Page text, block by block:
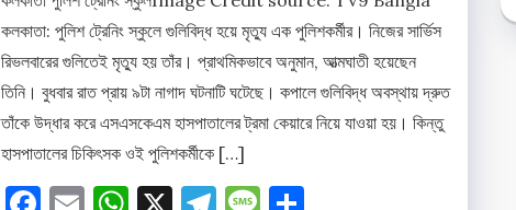
কলকাতা: পুলিশ ট্রেনিং স্কুলে গুলিবিদ্ধ হয়ে মৃত্যু এক পুলিশকর্মীর। নিজের সার্ভিস
রিভলবারের গুলিতেই মৃত্যু হয় তাঁর। প্রাথমিকভাবে অনুমান, আত্মঘাতী হয়েছেন
তিনি। বুধবার রাত প্রায় ৯টা নাগাদ ঘটনাটি ঘটেছে। কপালে গুলিবিদ্ধ অবস্থায় দ্রুত
তাঁকে উদ্ধার করে এসএসকেএম হাসপাতালের ট্রমা কেয়ারে নিয়ে যাওয়া হয়। কিন্তু
হাসপাতালের চিকিৎসক ওই পুলিশকর্মীকে […]